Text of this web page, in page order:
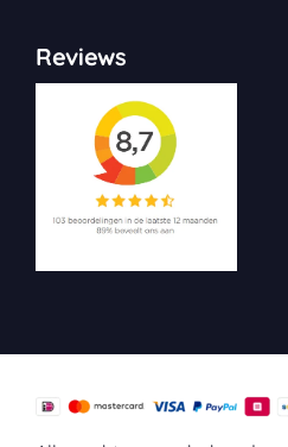
Reviews